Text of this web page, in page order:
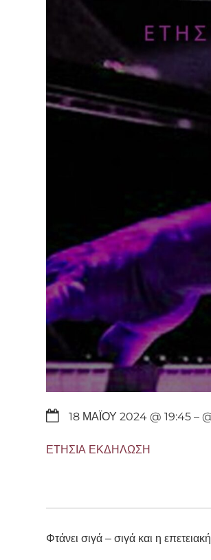
18 ΜΑΪ́ΟΥ 2024 @ 19:45–
ΕΤΉΣΙΑ ΕΚΔΉΛΩΣΗ
Φτάνει σιγά – σιγά και η